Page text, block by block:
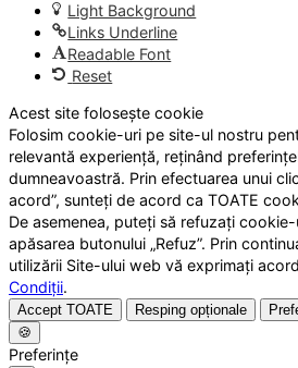
Light Background
Links Underline
Readable Font
Reset
Acest site folosește cookie
Folosim cookie-uri pe site-ul nostru
relevantă experiență, reținând
dumneavoastră. Prin efectuarea unui
acord”, sunteți de acord ca TOATE
De asemenea, puteți să refuzați
apăsarea butonului „Refuz”. Prin
utilizării Site-ului web vă exprimați
Condiții.
Accept TOATE Resping opționale
🍪
Preferințe